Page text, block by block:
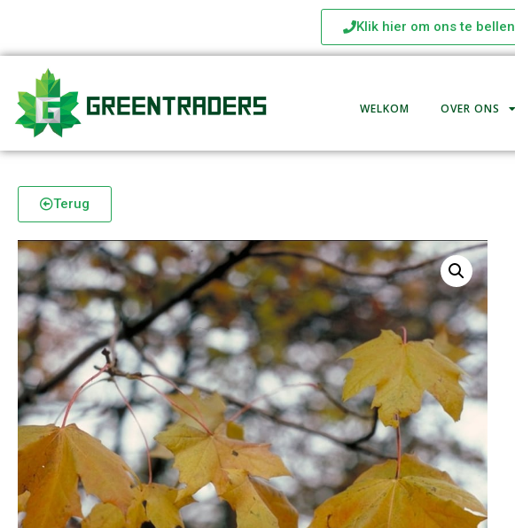
Klik hier om ons te bellen
WELKOM OVER ONS
Terug